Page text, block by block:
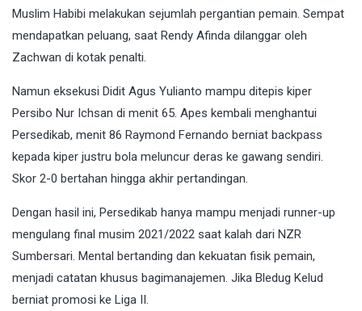
Muslim Habibi melakukan sejumlah pergantian pemain. Sempat
mendapatkan peluang, saat Rendy Afinda dilanggar oleh
Zachwan di kotak penalti.
Namun eksekusi Didit Agus Yulianto mampu ditepis kiper
Persibo Nur Ichsan di menit 65. Apes kembali menghantui
Persedikab, menit 86 Raymond Fernando berniat backpass
kepada kiper justru bola meluncur deras ke gawang sendiri.
Skor 2-0 bertahan hingga akhir pertandingan.
Dengan hasil ini, Persedikab hanya mampu menjadi runner-up
mengulang final musim 2021/2022 saat kalah dari NZR
Sumbersari. Mental bertanding dan kekuatan fisik pemain,
menjadi catatan khusus bagimanajemen. Jika Bledug Kelud
berniat promosi ke Liga II.